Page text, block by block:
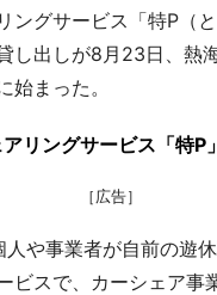
ングサービス「特P（
し出しが8月23日、熱
始まった。
リングサービス「特P
［広告］
や事業者が自前の遊
ビスで、カーシェア事